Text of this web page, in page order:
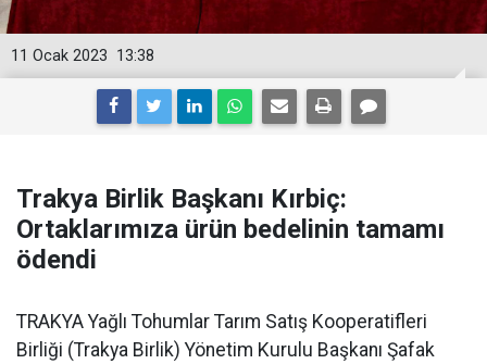
13:38
11 Ocak 2023
Trakya Birlik Başkanı Kırbiç:
Ortaklarımıza ürün bedelinin tamamı
ödendi
TRAKYA Yağlı Tohumlar Tarım Satış Kooperatifleri
Birliği (Trakya Birlik) Yönetim Kurulu Başkanı Şafak